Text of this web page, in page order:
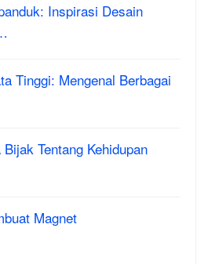
Inspirasi Desain
Tinggi: Mengenal Berbagai
Tentang Kehidupan
Magnet